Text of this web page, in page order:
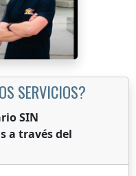
SERVICIOS?
SIN
a través del